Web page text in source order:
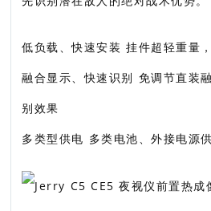
低负载、快速安装 挂件超轻重量
融合显示、快速识别 免调节直装
别效果
多类型供电 多类电池、外接电源